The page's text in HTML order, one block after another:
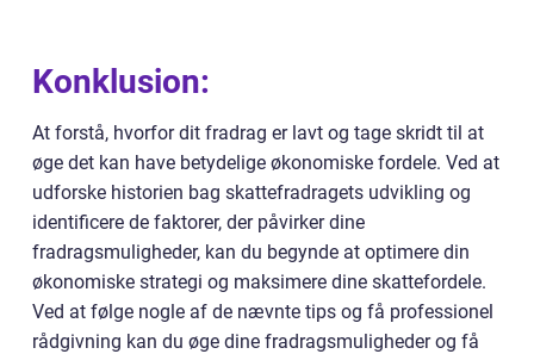
Konklusion:
At forstå, hvorfor dit fradrag er lavt og tage skridt til at
øge det kan have betydelige økonomiske fordele. Ved at
udforske historien bag skattefradragets udvikling og
identificere de faktorer, der påvirker dine
fradragsmuligheder, kan du begynde at optimere din
økonomiske strategi og maksimere dine skattefordele.
Ved at følge nogle af de nævnte tips og få professionel
rådgivning kan du øge dine fradragsmuligheder og få